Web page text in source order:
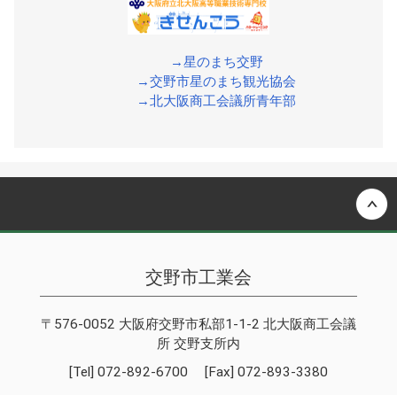
→星のまち交野
→交野市星のまち観光協会
→北大阪商工会議所青年部
交野市工業会
〒576-0052 大阪府交野市私部1-1-2 北大阪商工会議
所 交野支所内
[Tel] 072-892-6700 [Fax] 072-893-3380